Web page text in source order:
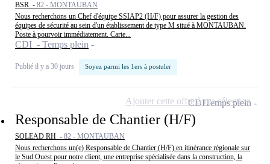
BSR - 82 - MONTAUBAN
Nous recherchons un Chef d'équipe SSIAP2 (H/F) pour assurer la gestion des
équipes de sécurité au sein d'un établissement de type M situé à MONTAUBAN.
Poste à pourvoir immédiatement. Carte...
CDI - Temps plein
Publié il y a 30 jours Soyez parmi les 1ers à postuler
Responsable de Chantier (H/F)
SOLEAD RH - 82 - MONTAUBAN
Nous recherchons un(e) Responsable de Chantier (H/F) en itinérance régionale sur
le Sud Ouest pour notre client, une entreprise spécialisée dans la construction, la
CDITemps plein
Ajouter cette offre à ma sélection